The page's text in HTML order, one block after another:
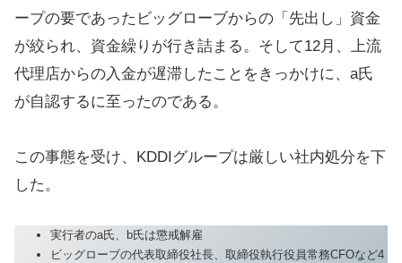
ープの要であったビッグローブからの「先出し」資金
が絞られ、資金繰りが行き詰まる。そして12月、上流
代理店からの入金が遅滞したことをきっかけに、a氏
が自認するに至ったのである。
この事態を受け、KDDIグループは厳しい社内処分を下
した。
実行者のa氏、b氏は懲戒解雇
ビッグローブの代表取締役社長、取締役執行役員常務CFOなど4